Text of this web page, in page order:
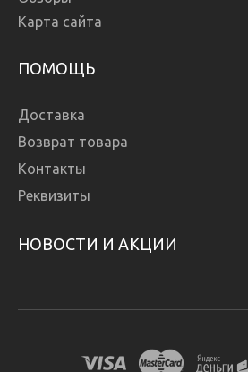
Карта сайта
ПОМОЩЬ
Доставка
Возврат товара
Контакты
Реквизиты
НОВОСТИ И АКЦИИ